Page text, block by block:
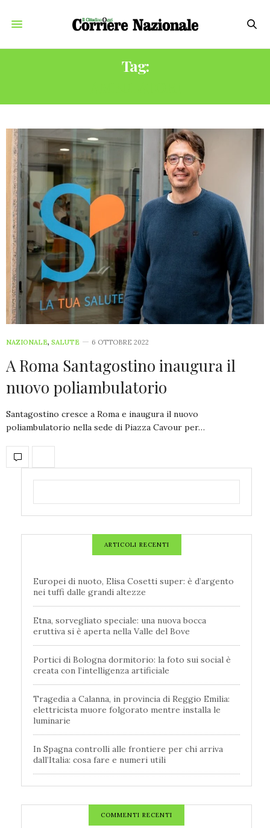
Tag:
NAZIONALE, SALUTE 6 OTTOBRE 2022
A Roma Santagostino inaugura il
nuovo poliambulatorio
Santagostino cresce a Roma e inaugura il nuovo
poliambulatorio nella sede di Piazza Cavour per…
ARTICOLI RECENTI
Europei di nuoto, Elisa Cosetti super: è d’argento
nei tuffi dalle grandi altezze
Etna, sorvegliato speciale: una nuova bocca
eruttiva si è aperta nella Valle del Bove
Portici di Bologna dormitorio: la foto sui social è
creata con l’intelligenza artificiale
Tragedia a Calanna, in provincia di Reggio Emilia:
elettricista muore folgorato mentre installa le
luminarie
In Spagna controlli alle frontiere per chi arriva
dall’Italia: cosa fare e numeri utili
COMMENTI RECENTI